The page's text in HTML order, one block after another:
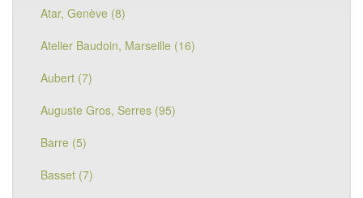
Atar, Genève (8)
Atelier Baudoin, Marseille (16)
Aubert (7)
Auguste Gros, Serres (95)
Barre (5)
Basset (7)